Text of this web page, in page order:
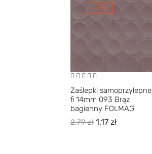
-58%
Zaślepki samoprzylepne
fi 14mm 093 Brąz
bagienny FOLMAG
2,79zł 1,17zł